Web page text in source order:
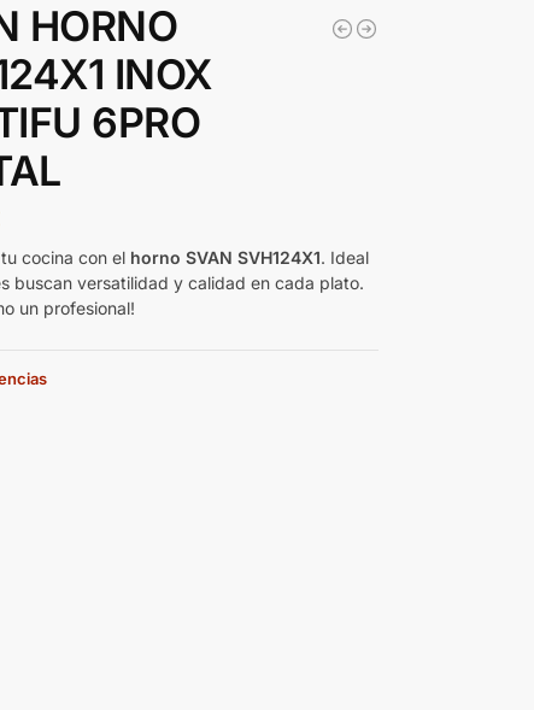
HORNO
INOX
6PRO
cocina con el horno SVAN SVH124X1. Ideal
buscan versatilidad y calidad en cada plato.
un profesional!